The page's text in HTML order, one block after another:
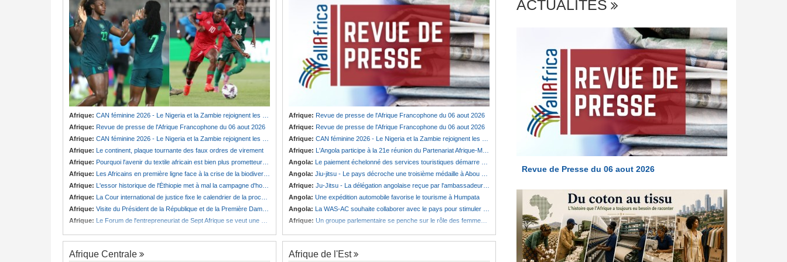
Afrique: CAN féminine 2026 - Le Nigeria et la Zambie rejoignent les quarts de finale
Afrique: Revue de presse de l'Afrique Francophone du 06 aout 2026
Afrique: CAN féminine 2026 - Le Nigeria et la Zambie rejoignent les quarts de finale
Afrique: Le continent, plaque tournante des faux ordres de virement
Afrique: Pourquoi l'avenir du textile africain est bien plus prometteur que ne le laissent penser les chiffres
Afrique: Les Africains en première ligne face à la crise de la biodiversité
Afrique: L'essor historique de l'Éthiopie met à mal la campagne d'hostilité menée par Le Caire
Afrique: La Cour international de justice fixe le calendrier de la procédure engagée par la RDC contre le Rwanda
Afrique: Visite du Président de la République et de la Première Dame à Yamoussoukro
Afrique: Le Forum de l'entrepreneuriat de Sept Afrique se veut une plateforme de mobilisation des investissements
Afrique: Revue de presse de l'Afrique Francophone du 06 aout 2026
Afrique: Revue de presse de l'Afrique Francophone du 06 aout 2026
Afrique: CAN féminine 2026 - Le Nigeria et la Zambie rejoignent les quarts de finale
Afrique: L'Angola participe à la 21e réunion du Partenariat Afrique-Monde arabe au Caire
Angola: Le paiement échelonné des services touristiques démarre ce jeudi
Angola: Jiu-jitsu - Le pays décroche une troisième médaille à Abou Dabi
Afrique: Ju-Jitsu - La délégation angolaise reçue par l'ambassadeur d'Angola aux Émirats arabes unis
Angola: Une expédition automobile favorise le tourisme à Humpata
Angola: La WAS-AC souhaite collaborer avec le pays pour stimuler l'aquaculture
Afrique: Un groupe parlementaire se penche sur le rôle des femmes dans l'interaction avec les communautés
Afrique Centrale Afrique de l'Est
ACTUALITÉS
Revue de Presse du 06 aout 2026